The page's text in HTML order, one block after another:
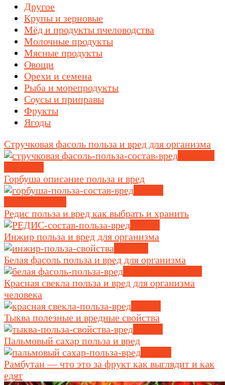
Другое
Крупы и зерновые
Мёд и продукты пчеловодства
Молочные продукты
Мясные продукты
Овощи
Орехи и семена
Рыба и морепродукты
Соусы и приправы
Фрукты
Ягоды
Стручковая фасоль польза и вред для организма
Горбуша описание польза и вред
Редис польза и вред как выбрать и хранить
Инжир польза и вред для организма
Белая фасоль польза и вред для организма
Красная свекла польза и вред для организма
человека
Тыква полезные и вредные свойства
Пальмовый сахар польза и вред
Рамбутан — что это за фрукт как выглядит и как
едят